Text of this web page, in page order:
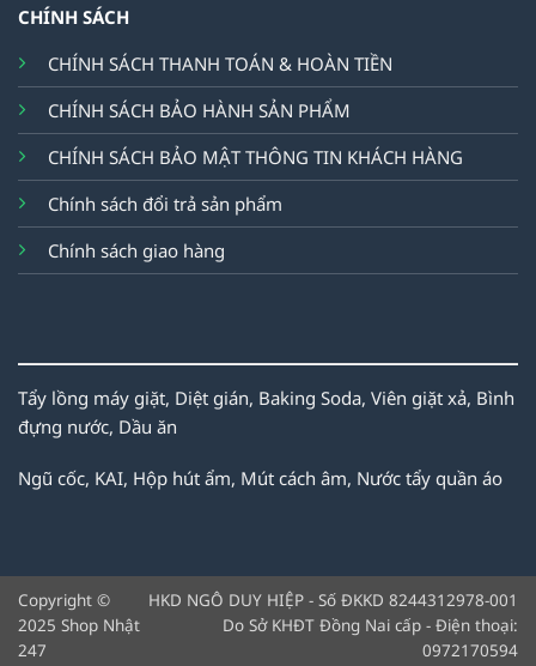
CHÍNH SÁCH
CHÍNH SÁCH THANH TOÁN & HOÀN TIỀN
CHÍNH SÁCH BẢO HÀNH SẢN PHẨM
CHÍNH SÁCH BẢO MẬT THÔNG TIN KHÁCH HÀNG
Chính sách đổi trả sản phẩm
Chính sách giao hàng
Tẩy lồng máy giặt, Diệt gián, Baking Soda, Viên giặt xả, Bình
đựng nước, Dầu ăn
Ngũ cốc, KAI, Hộp hút ẩm, Mút cách âm, Nước tẩy quần áo
Copyright ©
2025 Shop Nhật
247
HKD NGÔ DUY HIỆP - Số ĐKKD 8244312978-001
Do Sở KHĐT Đồng Nai cấp - Điện thoại:
0972170594